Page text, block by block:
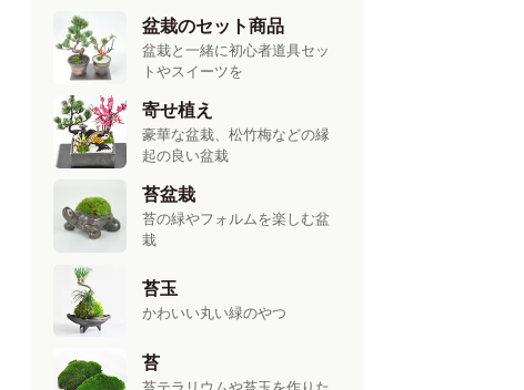
盆栽のセット商品
盆栽と一緒に初心者道具セッ
トやスイーツを
寄せ植え
豪華な盆栽、松竹梅などの縁
起の良い盆栽
苔盆栽
苔の緑やフォルムを楽しむ盆
栽
苔玉
かわいい丸い緑のやつ
苔